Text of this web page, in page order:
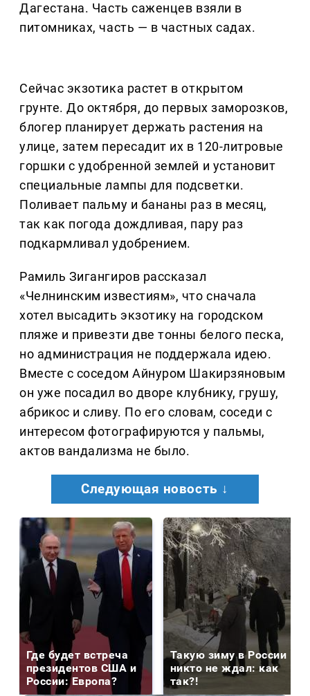
Дагестана. Часть саженцев взяли в
питомниках, часть — в частных садах.
Сейчас экзотика растет в открытом
грунте. До октября, до первых заморозков,
блогер планирует держать растения на
улице, затем пересадит их в 120-литровые
горшки с удобренной землей и установит
специальные лампы для подсветки.
Поливает пальму и бананы раз в месяц,
так как погода дождливая, пару раз
подкармливал удобрением.
Рамиль Зигангиров рассказал
«Челнинским известиям», что сначала
хотел высадить экзотику на городском
пляже и привезти две тонны белого песка,
но администрация не поддержала идею.
Вместе с соседом Айнуром Шакирзяновым
он уже посадил во дворе клубнику, грушу,
абрикос и сливу. По его словам, соседи с
интересом фотографируются у пальмы,
актов вандализма не было.
Следующая новость ↓
Где будет встреча
президентов США и
России: Европа?
Такую зиму в России
никто не ждал: как
так?!